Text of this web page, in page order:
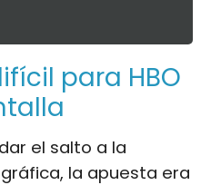
para HBO
el salto a la
la apuesta era